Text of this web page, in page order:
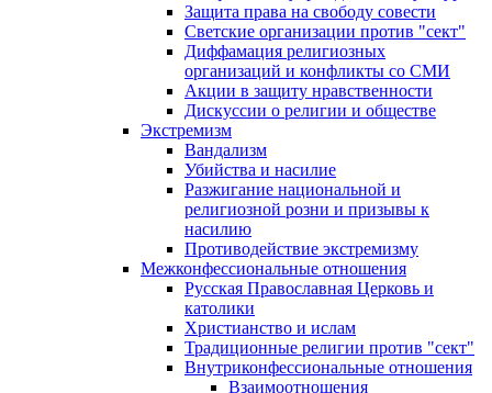
Защита права на свободу совести
Светские организации против "сект"
Диффамация религиозных
организаций и конфликты со СМИ
Акции в защиту нравственности
Дискуссии о религии и обществе
Экстремизм
Вандализм
Убийства и насилие
Разжигание национальной и
религиозной розни и призывы к
насилию
Противодействие экстремизму
Межконфессиональные отношения
Русская Православная Церковь и
католики
Христианство и ислам
Традиционные религии против "сект"
Внутриконфессиональные отношения
Взаимоотношения